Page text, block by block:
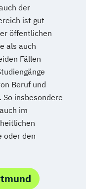
der
ist gut
öffentlichen
als auch
Fällen
Beruf und
insbesondere
im
oder den